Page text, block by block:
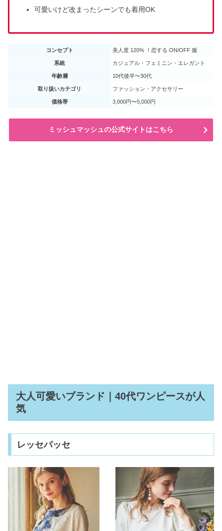
可愛いけど改まったシーンでも着用OK
コンセプト 美人度 120% ！恋する ON/OFF 服
系統 カジュアル・フェミニン・エレガント
年齢層 10代後半〜30代
取り扱いカテゴリ ファッション・アクセサリー
価格帯 3,000円〜5,000円
ミッシュマッシュの公式サイトはこちら
大人可愛いブランド｜40代ワンピースが人
気
レッセパッセ